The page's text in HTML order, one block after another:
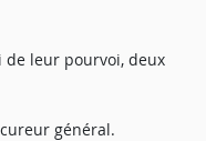
de leur pourvoi, deux
général.